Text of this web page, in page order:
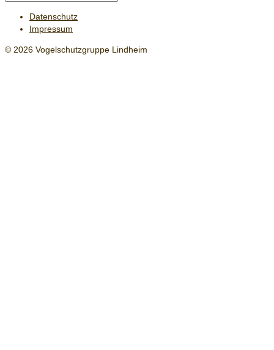
Datenschutz
Impressum
© 2026 Vogelschutzgruppe Lindheim